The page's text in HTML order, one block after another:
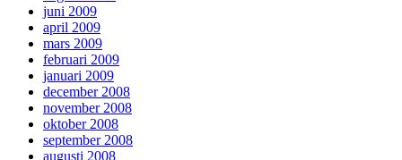
juni 2009
april 2009
mars 2009
februari 2009
januari 2009
december 2008
november 2008
oktober 2008
september 2008
augusti 2008